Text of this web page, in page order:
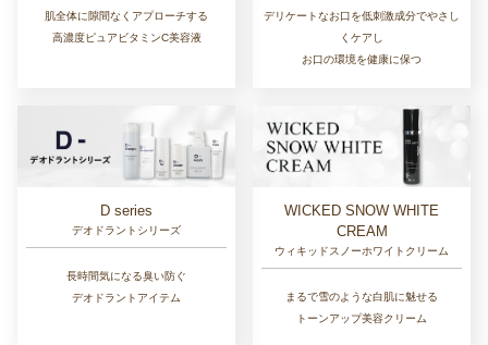
肌全体に隙間なくアプローチする
高濃度ピュアビタミンC美容液
デリケートなお口を低刺激成分でやさし
くケアし
お口の環境を健康に保つ
D series
デオドラントシリーズ
長時間気になる臭い防ぐ
デオドラントアイテム
WICKED SNOW WHITE
CREAM
ウィキッドスノーホワイトクリーム
まるで雪のような白肌に魅せる
トーンアップ美容クリーム